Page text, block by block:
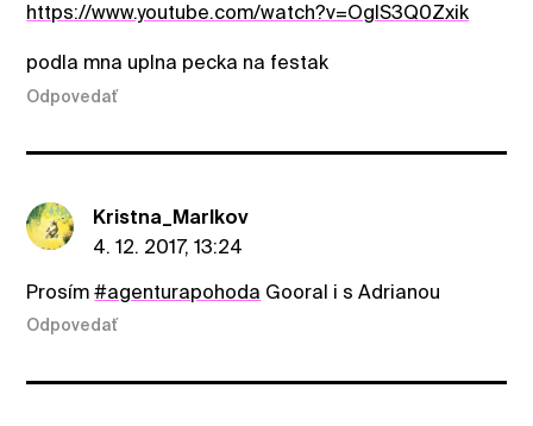
https://www.youtube.com/watch?v=OglS3Q0Zxik
podla mna uplna pecka na festak
Odpovedať
Kristna_Marlkov
4. 12. 2017, 13:24
Prosím#agenturapohoda Gooral i s Adrianou
Odpovedať